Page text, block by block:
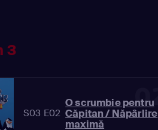
3
02
S03 E02
O scrumbie pentru
Căpitan / Năpârlire
maximă